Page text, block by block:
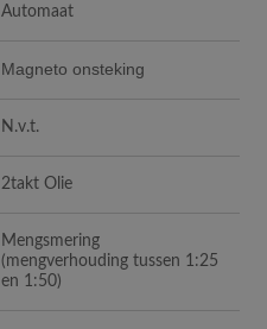
Automaat
Magneto onsteking
N.v.t.
2takt Olie
Mengsmering
(mengverhouding tussen 1:25
en 1:50)